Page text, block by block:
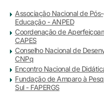
Pesquisa
Extensão
Infraestrutura e Serviços
Inovação
Sobre a ULBRA
Associação Nacional de
Educação - ANPED
Coordenação de
CAPES
Conselho Nacional de
CNPq
Encontro Nacional de
Fundação de Amparo à
Sul - FAPERGS